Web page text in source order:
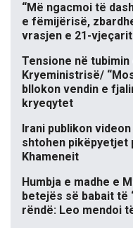
“Më ngacmoi të
e fëmijërisë,
vrasjen e 21-
Tensione në
Kryeministrisë/
bllokon vendin e
kryeqytet
Irani publikon
shtohen pikëpyetjet
Khameneit
Humbja e madhe e
betejës së babait të
rëndë: Leo mendoi